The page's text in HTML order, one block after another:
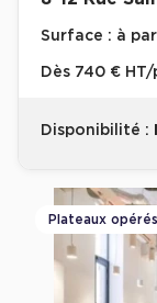
Surface : à
Dès 740 €
Disponibilité :
Plateaux